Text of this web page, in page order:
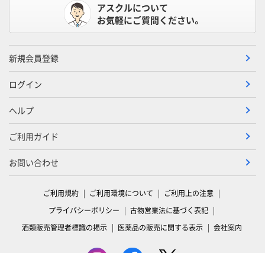
アスクルについて
お気軽にご質問ください。
新規会員登録
ログイン
ヘルプ
ご利用ガイド
お問い合わせ
ご利用規約 ご利用環境について
ご利用上の注意
プライバシーポリシー
古物営業法に基づく表記
酒類販売管理者標識の掲示
医薬品の販売に関する表示 会社案内